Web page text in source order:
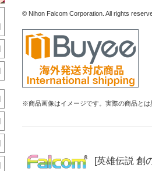
© Nihon Falcom Corporation. All rights
※商品画像はイメージです。実際の商品と
[英雄伝説 創